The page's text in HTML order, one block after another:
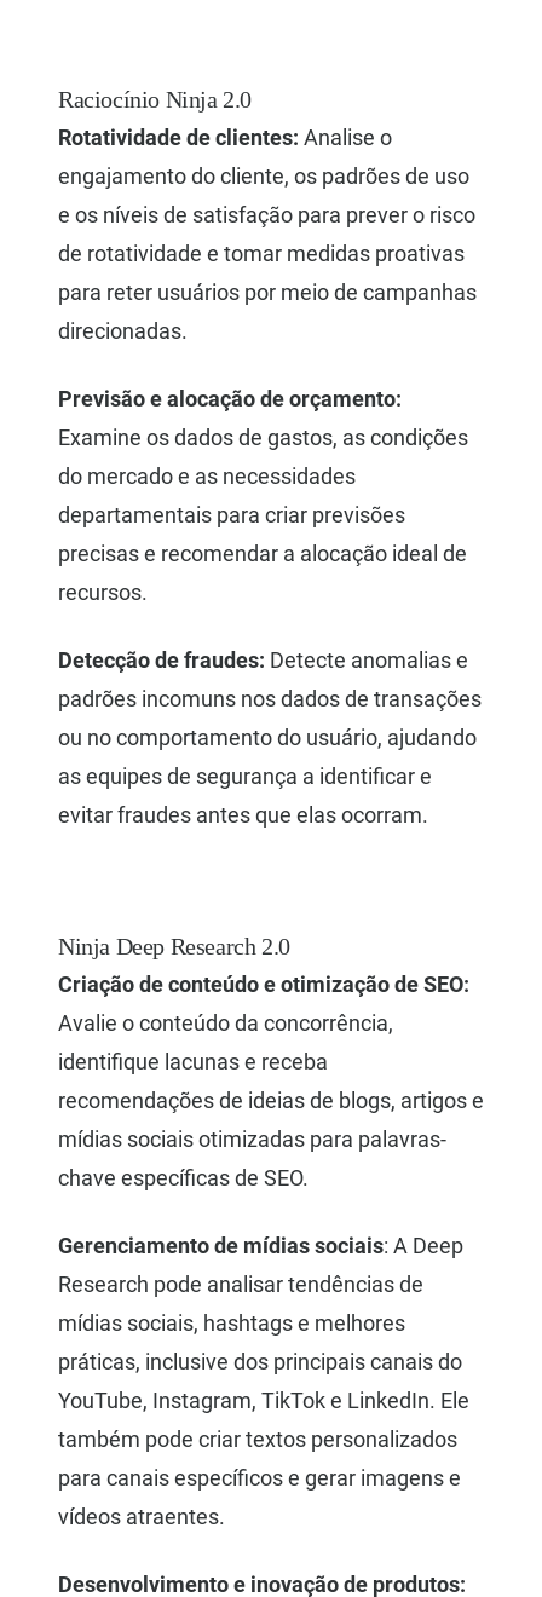
Raciocínio Ninja 2.0
Rotatividade de clientes: Analise o
engajamento do cliente, os padrões de uso
e os níveis de satisfação para prever o risco
de rotatividade e tomar medidas proativas
para reter usuários por meio de campanhas
direcionadas.
Previsão e alocação de orçamento:
Examine os dados de gastos, as condições
do mercado e as necessidades
departamentais para criar previsões
precisas e recomendar a alocação ideal de
recursos.
Detecção de fraudes: Detecte anomalias e
padrões incomuns nos dados de transações
ou no comportamento do usuário, ajudando
as equipes de segurança a identificar e
evitar fraudes antes que elas ocorram.
Ninja Deep Research 2.0
Criação de conteúdo e otimização de SEO:
Avalie o conteúdo da concorrência,
identifique lacunas e receba
recomendações de ideias de blogs, artigos e
mídias sociais otimizadas para palavras-
chave específicas de SEO.
Gerenciamento de mídias sociais: A Deep
Research pode analisar tendências de
mídias sociais, hashtags e melhores
práticas, inclusive dos principais canais do
YouTube, Instagram, TikTok e LinkedIn. Ele
também pode criar textos personalizados
para canais específicos e gerar imagens e
vídeos atraentes.
Desenvolvimento e inovação de produtos: